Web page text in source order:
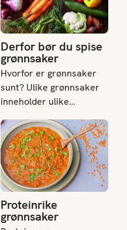
Derfor bør du spise
grønnsaker
Hvorfor er grønnsaker
sunt? Ulike grønnsaker
inneholder ulike
kan fargen illustrere
hvilke vitaminer og
antioksidanter de ulike
grønnsakene inneholder.
Proteinrike
grønnsaker
Proteinrike grønnsaker